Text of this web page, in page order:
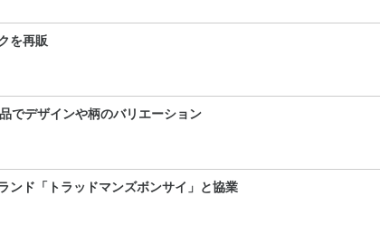
を再販
でデザインや柄のバリエーション
ンド「トラッドマンズボンサイ」と協業